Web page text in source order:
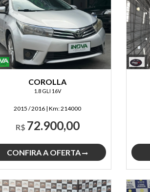
COROLLA
1.8 GLI 16V
2015 / 2016 |Km:214000
R$ 72.900,00
CONFIRA A OFERTA